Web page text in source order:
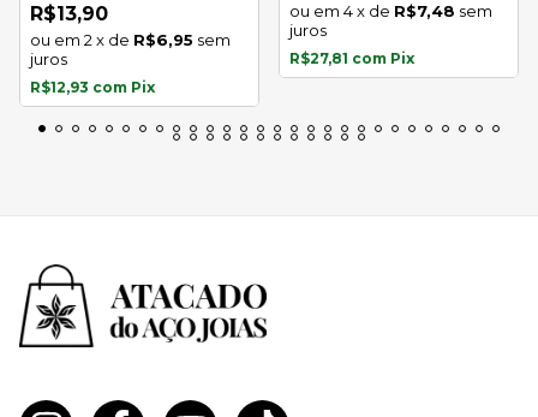
R$13,90
2 x de R$6,95 sem
juros
R$12,93 com Pix
4x de R$7,48 sem
juros
R$27,81 com Pix